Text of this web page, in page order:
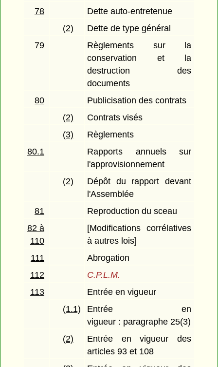
78
Dette auto-entretenue
(2)
Dette de type général
79
Règlements sur la
conservation et la
destruction des
documents
80
Publicisation des contrats
(2)
Contrats visés
(3)
Règlements
80.1
Rapports annuels sur
l'approvisionnement
(2)
Dépôt du rapport devant
l'Assemblée
81
Reproduction du sceau
82 à
110
[Modifications corrélatives
à autres lois]
111
Abrogation
112
C.P.L.M.
113
Entrée en vigueur
(1.1)
Entrée en
vigueur : paragraphe 25(3)
(2)
Entrée en vigueur des
articles 93 et 108